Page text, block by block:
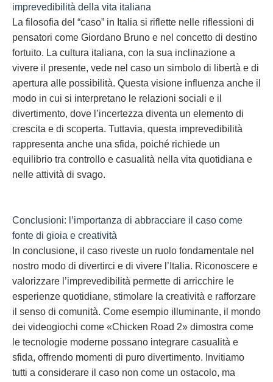
imprevedibilità della vita italiana
La filosofia del “caso” in Italia si riflette nelle riflessioni di
pensatori come Giordano Bruno e nel concetto di destino
fortuito. La cultura italiana, con la sua inclinazione a
vivere il presente, vede nel caso un simbolo di libertà e di
apertura alle possibilità. Questa visione influenza anche il
modo in cui si interpretano le relazioni sociali e il
divertimento, dove l’incertezza diventa un elemento di
crescita e di scoperta. Tuttavia, questa imprevedibilità
rappresenta anche una sfida, poiché richiede un
equilibrio tra controllo e casualità nella vita quotidiana e
nelle attività di svago.
Conclusioni: l’importanza di abbracciare il caso come
fonte di gioia e creatività
In conclusione, il caso riveste un ruolo fondamentale nel
nostro modo di divertirci e di vivere l’Italia. Riconoscere e
valorizzare l’imprevedibilità permette di arricchire le
esperienze quotidiane, stimolare la creatività e rafforzare
il senso di comunità. Come esempio illuminante, il mondo
dei videogiochi come «Chicken Road 2» dimostra come
le tecnologie moderne possano integrare casualità e
sfida, offrendo momenti di puro divertimento. Invitiamo
tutti a considerare il caso non come un ostacolo, ma